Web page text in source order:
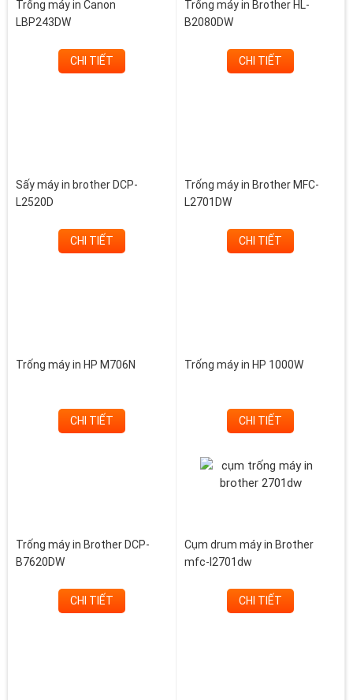
Trống máy in Canon
LBP243DW
CHI TIẾT
Trống máy in Brother HL-
B2080DW
CHI TIẾT
Sấy máy in brother DCP-
L2520D
CHI TIẾT
Trống máy in Brother MFC-
L2701DW
CHI TIẾT
Trống máy in HP M706N
CHI TIẾT
Trống máy in HP 1000W
CHI TIẾT
Trống máy in Brother DCP-
B7620DW
CHI TIẾT
Cụm drum máy in Brother
mfc-l2701dw
CHI TIẾT